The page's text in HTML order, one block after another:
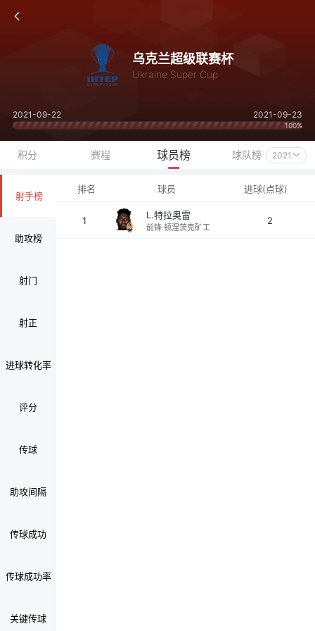
乌克兰超级联赛杯
Ukraine Super Cup
2021-09-22 2021-09-23
100%
积分 赛程 球员榜 球队榜 2021
射手榜
助攻榜
射门
射正
进球转化率
评分
传球
助攻间隔
传球成功
传球成功率
关键传球
排名 球员 进球(点球)
1 L.特拉奥雷
前锋 顿涅茨克矿工
2